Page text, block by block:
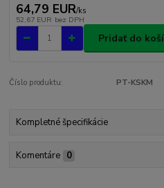
64,79 EUR/ks
52,67 EUR bez DPH
Pridať do
Číslo produktu: PT-KSKM
Kompletné špecifikácie
Komentáre 0